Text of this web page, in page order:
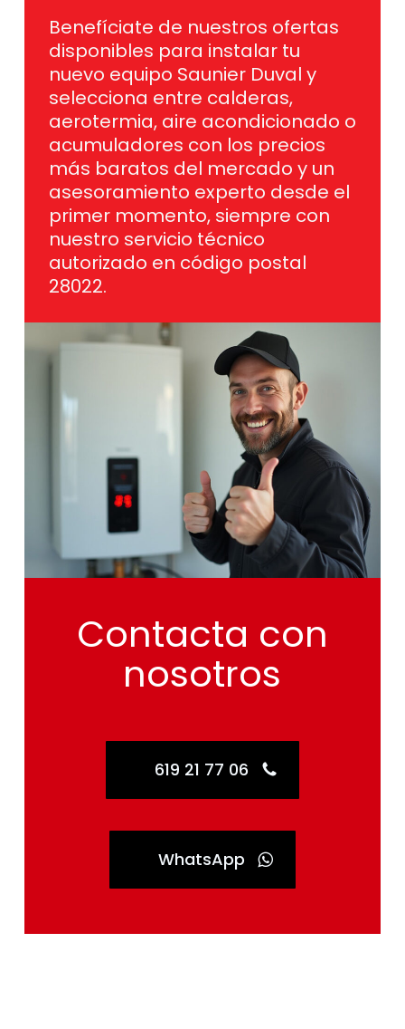
Benefíciate de nuestros ofertas
disponibles para instalar tu
nuevo equipo Saunier Duval y
selecciona entre calderas,
aerotermia, aire acondicionado o
acumuladores con los precios
más baratos del mercado y un
asesoramiento experto desde el
primer momento, siempre con
nuestro servicio técnico
autorizado en código postal
28022.
Contacta con
nosotros
619 21 77 06
WhatsApp